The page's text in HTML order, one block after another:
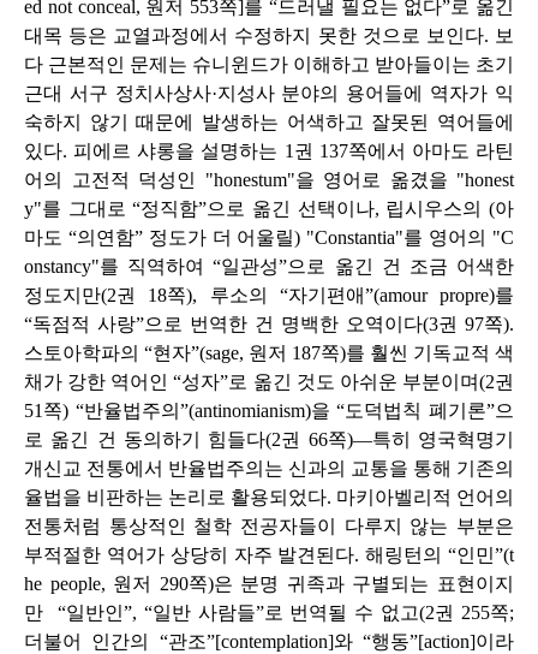
ed not conceal, 원저 553쪽]를 “드러낼 필요는 없다”로 옮긴
대목 등은 교열과정에서 수정하지 못한 것으로 보인다. 보
다 근본적인 문제는 슈니윈드가 이해하고 받아들이는 초기
근대 서구 정치사상사·지성사 분야의 용어들에 역자가 익
숙하지 않기 때문에 발생하는 어색하고 잘못된 역어들에
있다. 피에르 샤롱을 설명하는 1권 137쪽에서 아마도 라틴
어의 고전적 덕성인 "honestum"을 영어로 옮겼을 "honest
y"를 그대로 “정직함”으로 옮긴 선택이나, 립시우스의 (아
마도 “의연함” 정도가 더 어울릴) "Constantia"를 영어의 "C
onstancy"를 직역하여 “일관성”으로 옮긴 건 조금 어색한
정도지만(2권 18쪽), 루소의 “자기편애”(amour propre)를
“독점적 사랑”으로 번역한 건 명백한 오역이다(3권 97쪽).
스토아학파의 “현자”(sage, 원저 187쪽)를 훨씬 기독교적 색
채가 강한 역어인 “성자”로 옮긴 것도 아쉬운 부분이며(2권
51쪽) “반율법주의”(antinomianism)을 “도덕법칙 폐기론”으
로 옮긴 건 동의하기 힘들다(2권 66쪽)―특히 영국혁명기
개신교 전통에서 반율법주의는 신과의 교통을 통해 기존의
율법을 비판하는 논리로 활용되었다. 마키아벨리적 언어의
전통처럼 통상적인 철학 전공자들이 다루지 않는 부분은
부적절한 역어가 상당히 자주 발견된다. 해링턴의 “인민”(t
he people, 원저 290쪽)은 분명 귀족과 구별되는 표현이지
만 “일반인”, “일반 사람들”로 번역될 수 없고(2권 255쪽;
더불어 인간의 “관조”[contemplation]와 “행동”[action]이라